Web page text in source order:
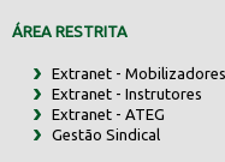
ÁREA RESTRITA
Extranet - Mobilizadores
Extranet - Instrutores
Extranet - ATEG
Gestão Sindical